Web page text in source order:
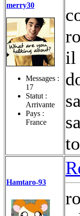
merry30
Messages :
17
Statut :
Arrivante
Pays :
France
il
Hamtaro-93